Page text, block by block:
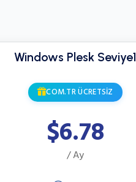
Windows Plesk Seviye1
COM.TR ÜCRETSİZ
$6.78
/ Ay